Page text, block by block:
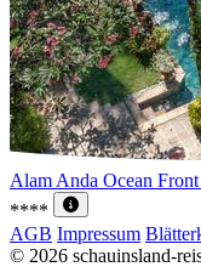
Alam Anda Ocean
****
AGB Impressum
© 2026 schauinsland-